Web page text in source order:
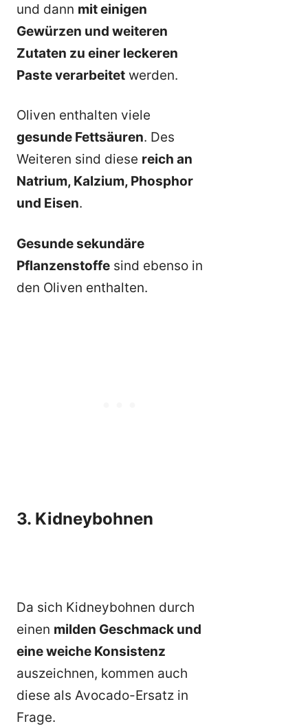
und dann mit einigen
Gewürzen und weiteren
Zutaten zu einer leckeren
Paste verarbeitet werden.
Oliven enthalten viele
gesunde Fettsäuren. Des
Weiteren sind diese reich an
Natrium, Kalzium, Phosphor
und Eisen.
Gesunde sekundäre
Pflanzenstoffe sind ebenso in
den Oliven enthalten.
3. Kidneybohnen
Da sich Kidneybohnen durch
einen milden Geschmack und
eine weiche Konsistenz
auszeichnen, kommen auch
diese als Avocado-Ersatz in
Frage.